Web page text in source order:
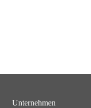
Unternehmen